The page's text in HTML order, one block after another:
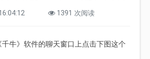
1391 次阅读
牛》软件的聊天窗口上点击下图这个